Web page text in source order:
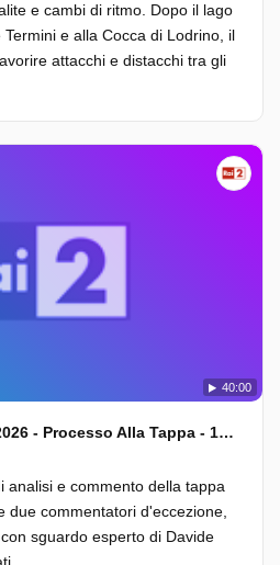
e cambi di ritmo. Dopo il lago
e alla Cocca di Lodrino, il
attacchi e distacchi tra gli
40:00
Ciclismo: Giro D'italia 2026 - Processo Alla Tappa - 17A Tappa
analisi e commento della tappa
due commentatori d'eccezione,
sguardo esperto di Davide